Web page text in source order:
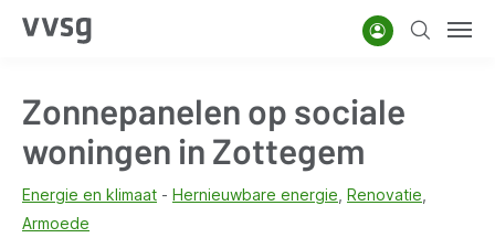
Overslaan
gaan
AccountZoeken
Zonnepanelen op sociale
woningen in Zottegem
Energie en klimaat Hernieuwbare energie Renovatie
Armoede